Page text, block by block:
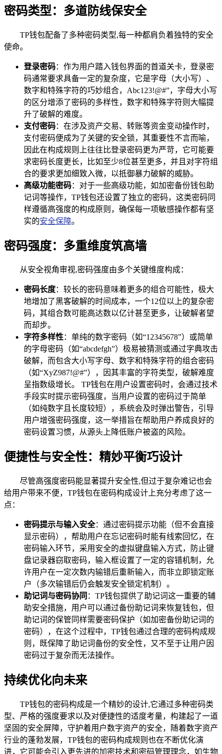
密码类型：多道防线保安全
TP钱包配备了多种密码类型,每一种都肩负着独特的安全
使命。
登录密码：作为用户踏入钱包界面的首道关卡，登录密
码通常要求具备一定的复杂度，它是字母（大小写）、
数字和特殊字符的巧妙组合，Abc123!@#”，字母大小写
的区分增添了密码的多样性，数字和特殊字符则大幅提
升了破解的难度。
支付密码：在涉及资产交易、转账等资金变动操作时，
支付密码便成为了关键的安全锁，其重要性不言而喻，
因此在构成规则上往往比登录密码更为严苛，它可能要
求密码长度更长，比如至少8位甚至更多，并且对字符组
合的要求更加细致入微，以抵御暴力破解的威胁。
高级功能密码：对于一些高级功能，如加密备份钱包助
记词等操作，TP钱包还设置了独立的密码，这类密码同
样遵循高强度的构成原则，确保每一项敏感操作都有坚
实的安全保障。
密码强度：多重维度筑高墙
从安全视角审视,密码强度由多个关键维度构成：
密码长度：较长的密码意味着更多的组合可能性，极大
地增加了黑客破解的时间成本，一个12位以上的复杂密
码，其组合数可能高达数以亿计甚至更多，让破解者望
而却步。
字符多样性：单纯的数字密码（如“12345678”）或简单
的字母密码（如“abcdefgh”）极易被猜测或通过字典攻击
破解，而包含大小写字母、数字和特殊字符的组合密码
（如“XyZ987!@#”），因其丰富的字符类型，破解难度
呈指数级增长。 TP钱包在用户设置密码时，会通过技术
手段实时提示密码强度，当用户设置的密码过于简单
（如纯数字且长度较短），系统会及时弹出警告，引导
用户增强密码强度，这一举措旨在帮助用户养成良好的
密码设置习惯，从源头上降低账户被盗的风险。
便捷性与安全性：精妙平衡巧设计
尽管高强度密码能显著提升安全性,但过于复杂难记也会
给用户带来不便，TP钱包在密码构成设计上充分考虑了这一
点：
密码提示与输入安全：通过密码提示功能（但不会直接
显示密码），帮助用户在忘记密码时能有线索回忆，在
密码输入环节，采用安全的虚拟键盘输入方式，防止键
盘记录器窃取密码，输入框设置了一定的容错机制，允
许用户在一定次数内输错后重新输入，而非立即锁定账
户（多次输错后仍会触发安全锁定机制）。
助记词与密码协同 ：TP钱包提供了助记词这一重要的辅
助安全措施，用户可以通过备份助记词来恢复钱包，但
助记词的保管同样需要密码保护（如加密备份助记词的
密码），在这个过程中，TP钱包通过合理的密码构成规
则，既保障了助记词备份的安全性，又不至于让用户因
密码过于复杂而无法操作。
持续优化向未来
TP钱包的密码构成是一个精妙的设计,它通过多种密码类
型、严格的强度要求以及对便捷性的适度考量，构建起了一道
坚固的安全屏障，守护着用户数字资产的安全，随着数字资产
行业的蓬勃发展，TP钱包的密码构成规则也在不断优化演
进，它可能会引入更先进的加密技术和密码管理理念，如生物